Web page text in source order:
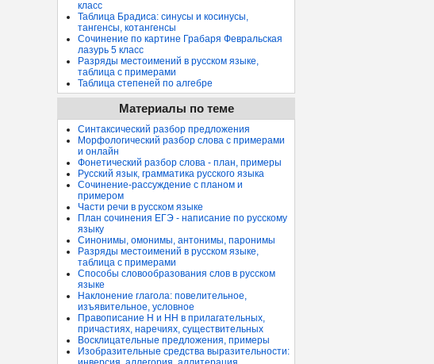
класс
Таблица Брадиса: синусы и косинусы,
тангенсы, котангенсы
Сочинение по картине Грабаря Февральская
лазурь 5 класс
Разряды местоимений в русском языке,
таблица с примерами
Таблица степеней по алгебре
Материалы по теме
Синтаксический разбор предложения
Морфологический разбор слова с примерами
и онлайн
Фонетический разбор слова - план, примеры
Русский язык, грамматика русского языка
Сочинение-рассуждение с планом и
примером
Части речи в русском языке
План сочинения ЕГЭ - написание по русскому
языку
Синонимы, омонимы, антонимы, паронимы
Разряды местоимений в русском языке,
таблица с примерами
Способы словообразования слов в русском
языке
Наклонение глагола: повелительное,
изъявительное, условное
Правописание Н и НН в прилагательных,
причастиях, наречиях, существительных
Восклицательные предложения, примеры
Изобразительные средства выразительности: